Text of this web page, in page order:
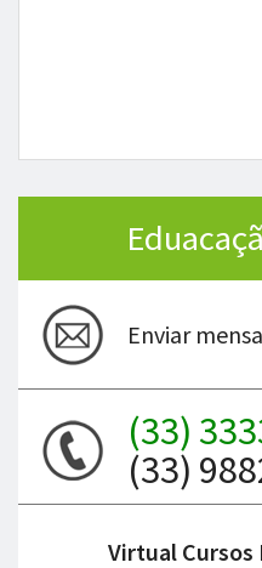
Enviar
(33)
(33)
Virtual